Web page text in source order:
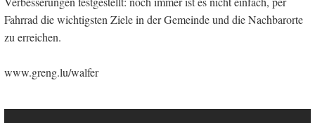
Fahrrad die wichtigsten Ziele in der Gemeinde und die Nachbarorte
zu erreichen.
www.greng.lu/walfer